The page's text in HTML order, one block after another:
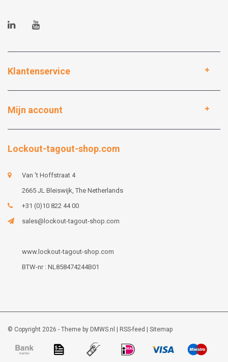
Klantenservice
Mijn account
Lockout-tagout-shop.com
Van 't Hoffstraat 4
2665 JL Bleiswijk, The Netherlands
+31 (0)10 822 44 00
sales@lockout-tagout-shop.com
www.lockout-tagout-shop.com
BTW-nr : NL858474244B01
© Copyright 2026 - Theme by DMWS.nl RSS-feed Sitemap